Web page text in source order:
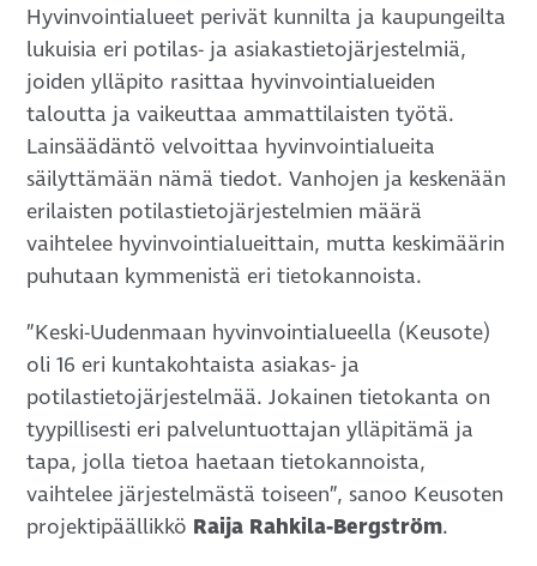
Hyvinvointialueet perivät kunnilta ja kaupungeilta
lukuisia eri potilas- ja asiakastietojärjestelmiä,
joiden ylläpito rasittaa hyvinvointialueiden
taloutta ja vaikeuttaa ammattilaisten työtä.
Lainsäädäntö velvoittaa hyvinvointialueita
säilyttämään nämä tiedot. Vanhojen ja keskenään
erilaisten potilastietojärjestelmien määrä
vaihtelee hyvinvointialueittain, mutta keskimäärin
puhutaan kymmenistä eri tietokannoista.
”Keski-Uudenmaan hyvinvointialueella (Keusote)
oli 16 eri kuntakohtaista asiakas- ja
potilastietojärjestelmää. Jokainen tietokanta on
tyypillisesti eri palveluntuottajan ylläpitämä ja
tapa, jolla tietoa haetaan tietokannoista,
vaihtelee järjestelmästä toiseen”, sanoo Keusoten
projektipäällikkö Raija Rahkila-Bergström.